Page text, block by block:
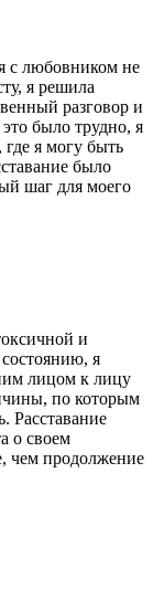
с любовником не
я решила
разговор и
было трудно, я
я могу быть
было
шаг для моего
и
я
лицом к лицу
по которым
Расставание
о своем
чем продолжение